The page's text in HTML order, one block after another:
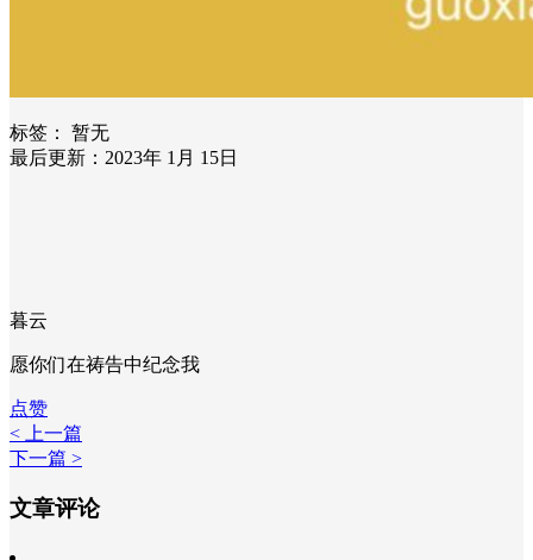
标签：
暂无
最后更新：2023年 1月 15日
暮云
愿你们在祷告中纪念我
点赞
< 上一篇
下一篇 >
文章评论